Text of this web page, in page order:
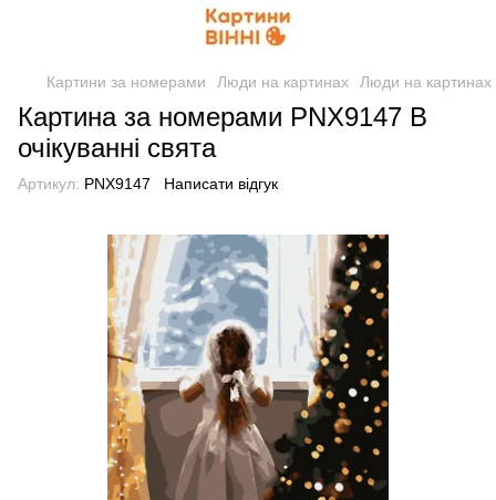
Картини за номерами Люди на картинах Люди на картинах
Картина за номерами PNX9147 В
очікуванні свята
Артикул: PNX9147 Написати відгук